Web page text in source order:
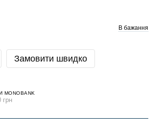
В бажання
Замовити швидко
грн